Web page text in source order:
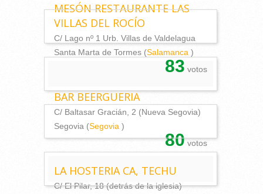
MESÓN RESTAURANTE LAS
VILLAS DEL ROCÍO
C/ Lago nº 1 Urb. Villas de Valdelagua
Santa Marta de Tormes (Salamanca )
83 votos
BAR BEERGUERIA
C/ Baltasar Gracián, 2 (Nueva Segovia)
Segovia (Segovia )
80 votos
LA HOSTERIA CA, TECHU
C/ El Pilar, 18 (detrás de la iglesia)